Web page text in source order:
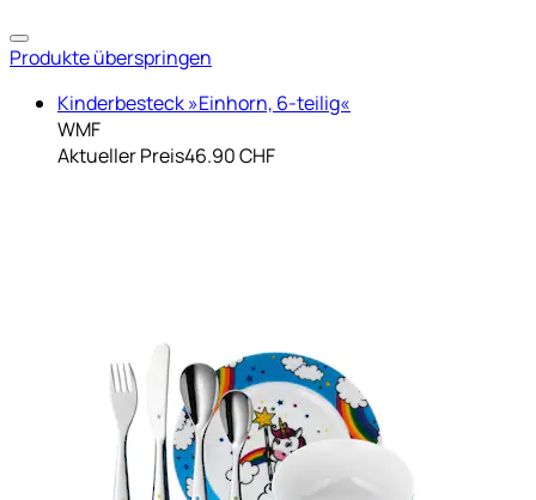
Produkte überspringen
Kinderbesteck »Einhorn, 6-teilig«
WMF
Aktueller Preis46.90 CHF